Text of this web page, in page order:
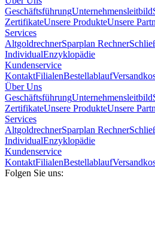
GeschäftsführungUnternehmensleitbild
ZertifikateUnsere ProdukteUnsere
Services
AltgoldrechnerSparplan Rechner
IndividualEnzyklopädie
Kundenservice
KontaktFilialenBestellablauf
Über Uns
GeschäftsführungUnternehmensleitbild
ZertifikateUnsere ProdukteUnsere
Services
AltgoldrechnerSparplan Rechner
IndividualEnzyklopädie
Kundenservice
KontaktFilialenBestellablauf
Folgen Sie uns: